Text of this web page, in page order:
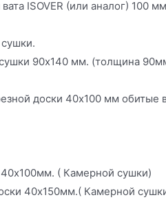
ISOVER (или аналог)
90х140 мм. (толщина
доски 40х100 мм обитые
( Камерной сушки)
40х150мм.( Камерной